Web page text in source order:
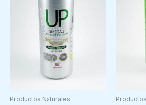
Productos Naturales